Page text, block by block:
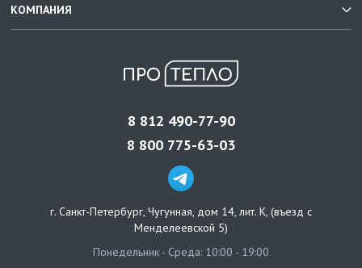
КОМПАНИЯ
8 812 490-77-90
8 800 775-63-03
г. Санкт-Петербург, Чугунная, дом 14, лит. К, (въезд с
Менделеевской 5)
Понедельник - Среда: 10:00 - 19:00